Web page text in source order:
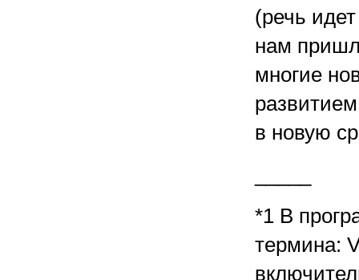
(речь
нам
многие
в новую
*1 В
термина: